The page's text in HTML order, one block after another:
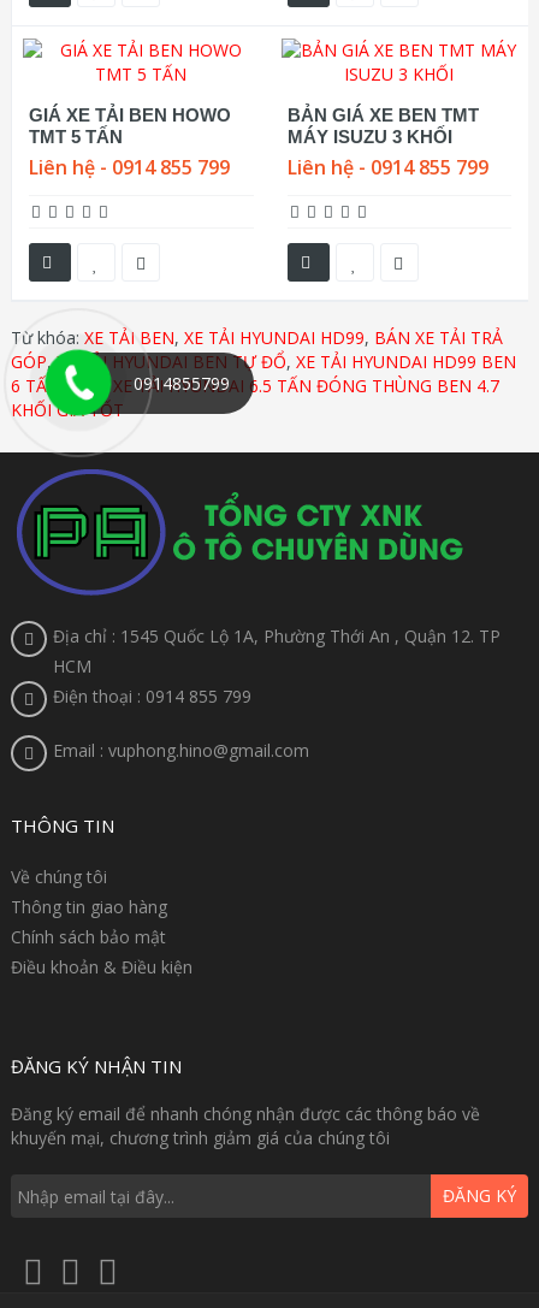
GIÁ XE TẢI BEN HOWO
TMT 5 TẤN
Liên hệ - 0914 855 799
BẢN GIÁ XE BEN TMT
MÁY ISUZU 3 KHỐI
Liên hệ - 0914 855 799
Từ khóa: XE TẢI BEN, XE TẢI HYUNDAI HD99, BÁN XE TẢI TRẢ
GÓP,XE TẢI HYUNDAI BEN TỰ ĐỔ, XE TẢI HYUNDAI HD99 BEN
6 TẤN
,MUA XE TẢI HYUNDAI 6.5 TẤN ĐÓNG THÙNG BEN 4.7
KHỐI GIÁ TỐT
Địa chỉ : 1545 Quốc Lộ 1A, Phường Thới An , Quận 12. TP
HCM
Điện thoại : 0914 855 799
Email : vuphong.hino@gmail.com
THÔNG TIN
Về chúng tôi
Thông tin giao hàng
Chính sách bảo mật
Điều khoản & Điều kiện
ĐĂNG KÝ NHẬN TIN
Đăng ký email để nhanh chóng nhận được các thông báo về
khuyến mại, chương trình giảm giá của chúng tôi
ĐĂNG KÝ
0914855799